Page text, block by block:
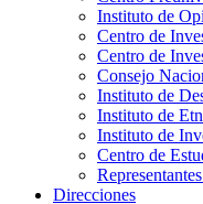
Instituto de
Centro de
Centro de
Consejo
Instituto de
Instituto de
Instituto de
Centro de
Direcciones